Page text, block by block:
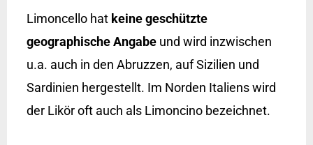
Limoncello hat keine geschützte
geographische Angabeund wird inzwischen
u.a. auch in den Abruzzen, auf Sizilien und
Sardinien hergestellt. Im Norden Italiens wird
der Likör oft auch als Limoncino bezeichnet.